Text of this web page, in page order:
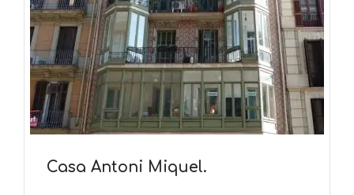
Casa Antoni Miquel.